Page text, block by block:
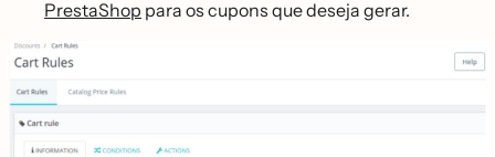
PrestaShop para os cupons que deseja gerar.